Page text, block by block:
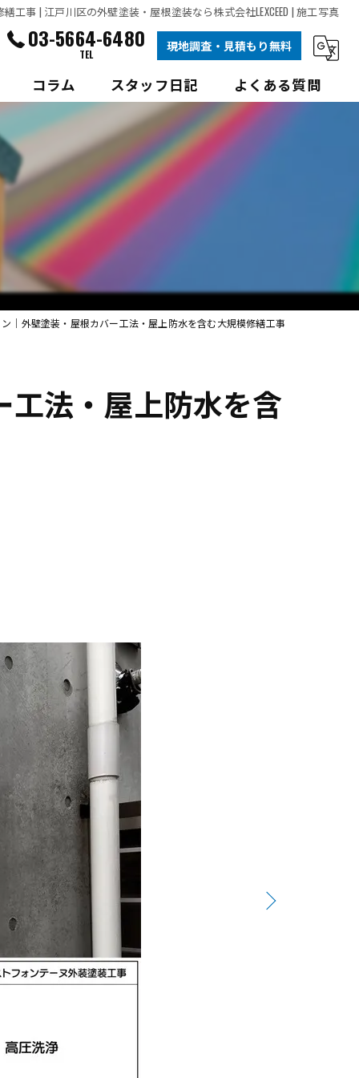
事 | 江戸川区の外壁塗装・屋根塗装なら株式会社LEXCEED | 施工写真
03-5664-6480
TEL
現地調査・見積もり無料
塗装
塗装
コラム スタッフ日記 よくある質問
│外壁塗装・屋根カバー工法・屋上防水を含む大規模修繕工事
法・屋上防水を含